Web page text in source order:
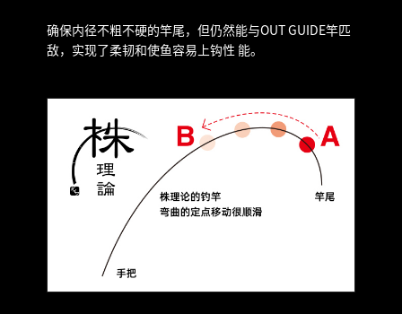
确保内径不粗不硬的竿尾，但仍然能与OUT GUIDE竿匹
敌，实现了柔韧和使鱼容易上钩性 能。